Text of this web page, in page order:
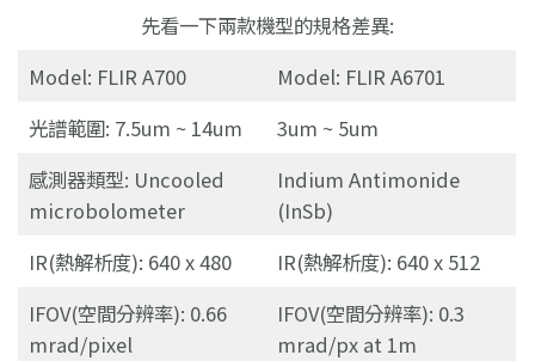
先看一下兩款機型的規格差異:
Model: FLIR A700
Model: FLIR A6701
光譜範圍: 7.5um ~ 14um
3um ~ 5um
感測器類型: Uncooled
microbolometer
Indium Antimonide
(InSb)
IR(熱解析度): 640 x 480
IR(熱解析度): 640 x 512
IFOV(空間分辨率): 0.66
mrad/pixel
IFOV(空間分辨率): 0.3
mrad/px at 1m